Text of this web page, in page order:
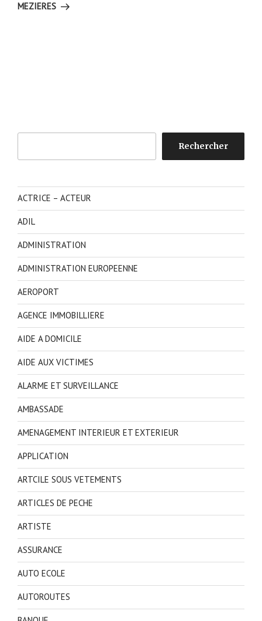
MEZIERES
Rechercher
ACTRICE – ACTEUR
ADIL
ADMINISTRATION
ADMINISTRATION EUROPEENNE
AEROPORT
AGENCE IMMOBILLIERE
AIDE A DOMICILE
AIDE AUX VICTIMES
ALARME ET SURVEILLANCE
AMBASSADE
AMENAGEMENT INTERIEUR ET EXTERIEUR
APPLICATION
ARTCILE SOUS VETEMENTS
ARTICLES DE PECHE
ARTISTE
ASSURANCE
AUTO ECOLE
AUTOROUTES